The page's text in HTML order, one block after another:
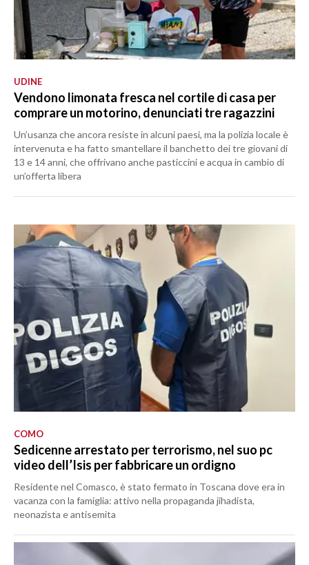
UDINE
Vendono limonata fresca nel cortile di casa per
comprare un motorino, denunciati tre ragazzini
Un’usanza che ancora resiste in alcuni paesi, ma la polizia locale è
intervenuta e ha fatto smantellare il banchetto dei tre giovani di
13 e 14 anni, che offrivano anche pasticcini e acqua in cambio di
un’offerta libera
COMO
Sedicenne arrestato per terrorismo, nel suo pc
video dell’Isis per fabbricare un ordigno
Residente nel Comasco, è stato fermato in Toscana dove era in
vacanza con la famiglia: attivo nella propaganda jihadista,
neonazista e antisemita